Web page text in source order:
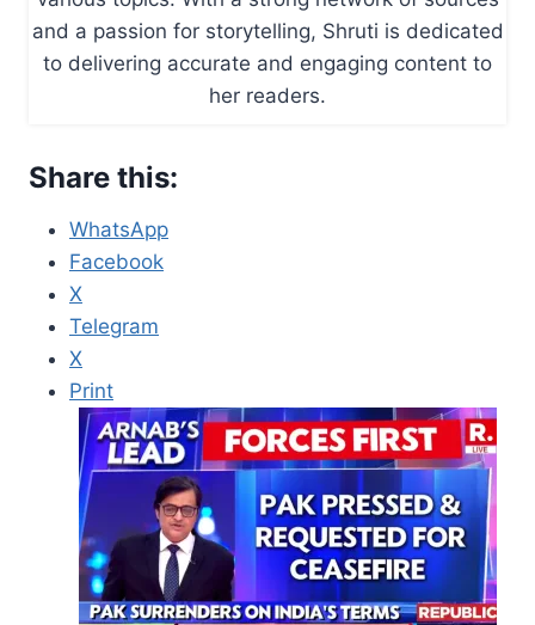
and a passion for storytelling, Shruti is dedicated
to delivering accurate and engaging content to
her readers.
Share this:
WhatsApp
Facebook
X
Telegram
X
Print